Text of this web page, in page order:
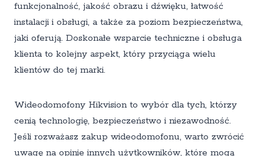
funkcjonalność, jakość obrazu i dźwięku, łatwość
instalacji i obsługi, a także za poziom bezpieczeństwa,
jaki oferują. Doskonałe wsparcie techniczne i obsługa
klienta to kolejny aspekt, który przyciąga wielu
klientów do tej marki.
Wideodomofony Hikvision to wybór dla tych, którzy
cenią technologię, bezpieczeństwo i niezawodność.
Jeśli rozważasz zakup wideodomofonu, warto zwrócić
uwagę na opinie innych użytkowników, które mogą